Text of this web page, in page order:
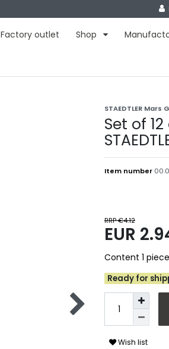
Factory outlet Shop
STAEDTLER Mars
Set of
Item number
RRP €4.12
EUR
Content 1 piece
Ready for
Wish list